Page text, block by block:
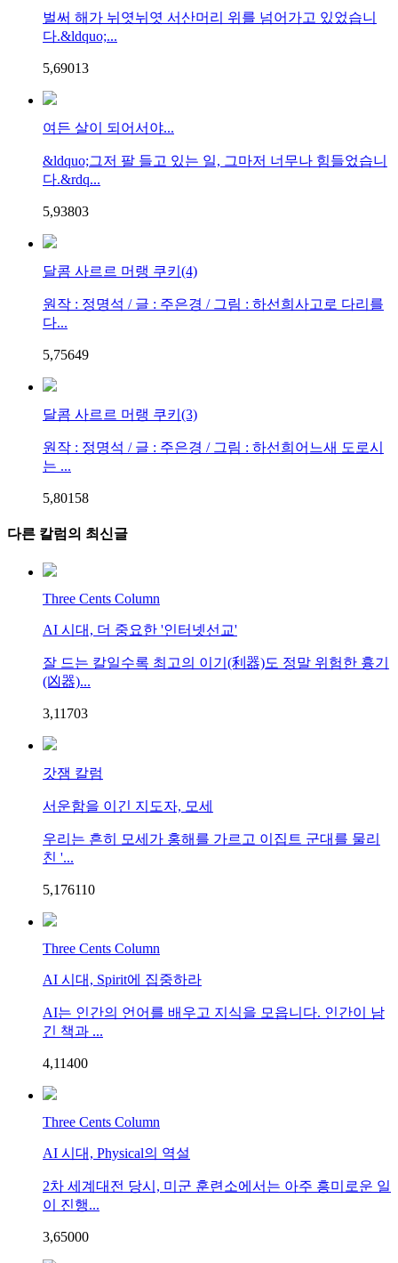
벌써 해가 뉘엿뉘엿 서산머리 위를 넘어가고 있었습니
다.&ldquo;...
5,69013
여든 살이 되어서야...
&ldquo;그저 팔 들고 있는 일, 그마저 너무나 힘들었습니
다.&rdq...
5,93803
달콤 사르르 머랭 쿠키(4)
원작 : 정명석 / 글 : 주은경 / 그림 : 하선희사고로 다리를
다...
5,75649
달콤 사르르 머랭 쿠키(3)
원작 : 정명석 / 글 : 주은경 / 그림 : 하선희어느새 도로시
는 ...
5,801 58
다른 칼럼의 최신글
Three Cents Column
AI 시대, 더 중요한 '인터넷선교'
잘 드는 칼일수록 최고의 이기(利器)도 정말 위험한 흉기
(凶器)...
3,11703
갓잼 칼럼
서운함을 이긴 지도자, 모세
우리는 흔히 모세가 홍해를 가르고 이집트 군대를 물리
친 '...
5,176110
Three Cents Column
AI 시대, Spirit에 집중하라
AI는 인간의 언어를 배우고 지식을 모읍니다. 인간이 남
긴 책과 ...
4,11400
Three Cents Column
AI 시대, Physical의 역설
2차 세계대전 당시, 미군 훈련소에서는 아주 흥미로운 일
이 진행...
3,65000